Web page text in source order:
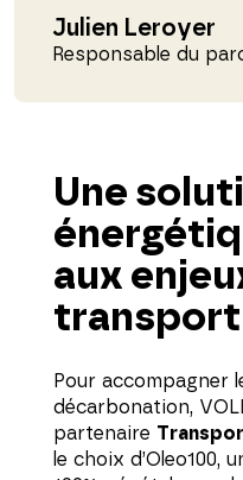
Julien Leroyer
Responsable du
Une
aux
transport
Pour accompagner
décarbonation,
partenaire
le choix d’Oleo100,